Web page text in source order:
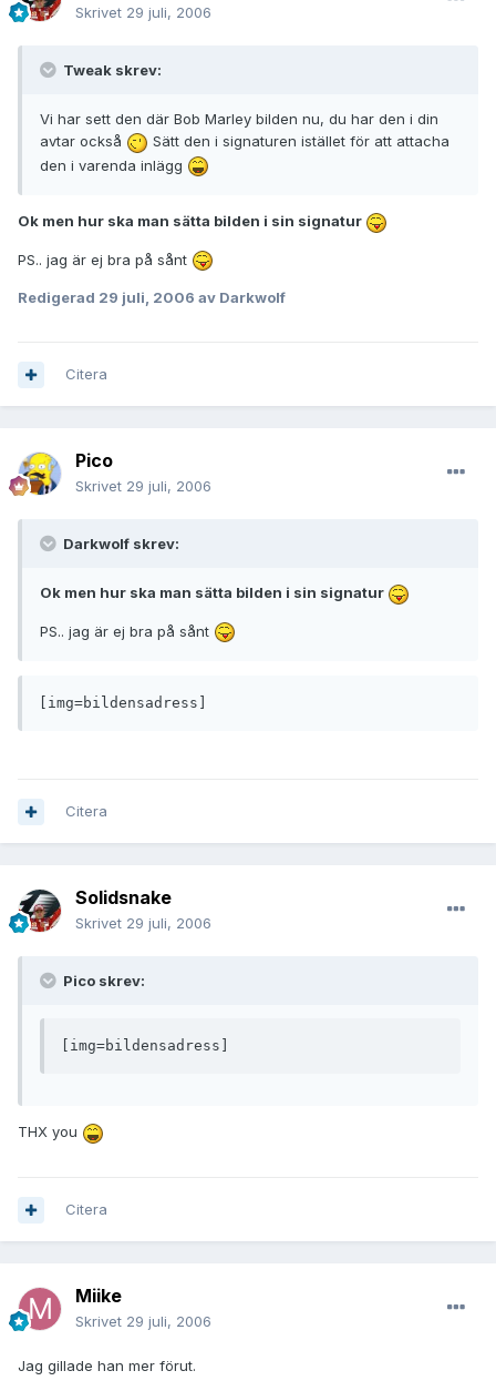
Skrivet 29 juli, 2006
Tweak skrev:
Vi har sett den där Bob Marley bilden nu, du har den i din
avtar också
Sätt den i signaturen istället för att attacha
den i varenda inlägg
Ok men hur ska man sätta bilden i sin signatur
PS.. jag är ej bra på sånt
Redigerad 29 juli, 2006 av Darkwolf
Citera
Pico
Skrivet 29 juli, 2006
Darkwolf skrev:
Ok men hur ska man sätta bilden i sin signatur
PS.. jag är ej bra på sånt
[img=bildensadress]
Citera
Solidsnake
Skrivet 29 juli, 2006
Pico skrev:
[img=bildensadress]
THX you
Citera
Miike
Skrivet 29 juli, 2006
Jag gillade han mer förut.